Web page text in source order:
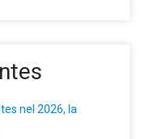
nel 2026, la